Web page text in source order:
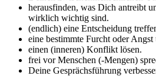
herausfinden, was Dich antreibt
wirklich wichtig sind.
(endlich) eine Entscheidung
eine bestimmte Furcht oder
einen (inneren) Konflikt lösen.
frei vor Menschen (-Mengen)
Deine Gesprächsführung